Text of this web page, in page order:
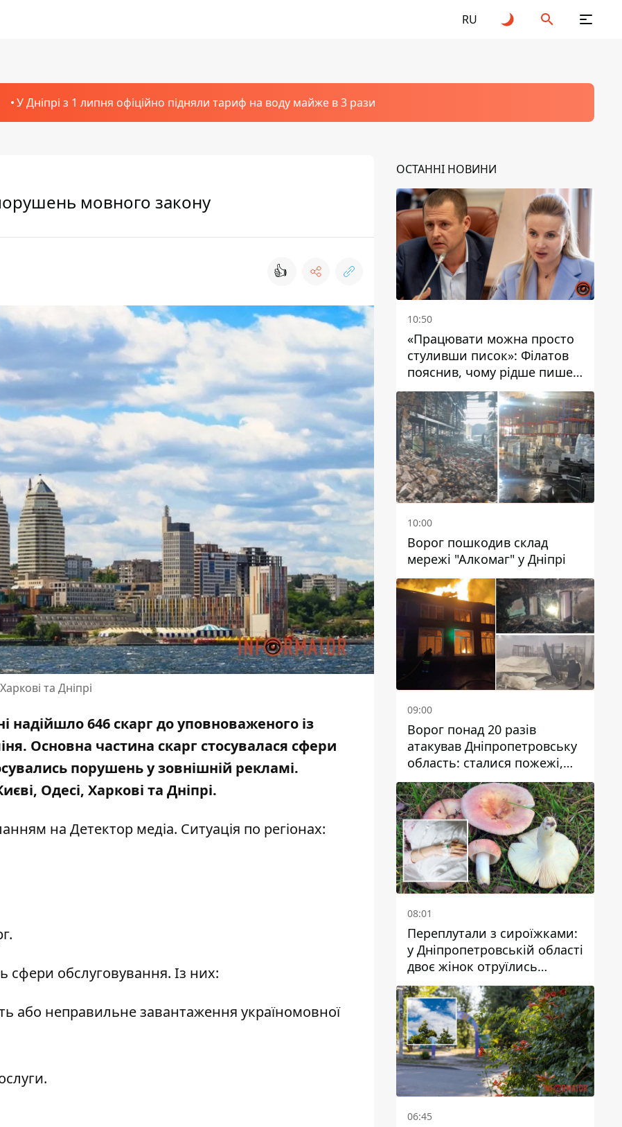
RU
У Дніпрі з 1 липня офіційно підняли тариф на воду майже в 3 рази
мовного закону
👍
та Дніпрі
надійшло 646 скарг до уповноваженого із
Основна частина скарг стосувалася сфери
порушень у зовнішній рекламі.
Одесі, Харкові та Дніпрі.
на Детектор медіа. Ситуація по регіонах:
сфери обслуговування. Із них:
або неправильне завантаження україномовної
ОСТАННІ НОВИНИ
10:50
«Працювати можна просто
стуливши писок»: Філатов
пояснив, чому рідше пише у
соцмережах та
розкритикував медійність
чиновників
10:00
Ворог пошкодив склад
мережі "Алкомаг" у Дніпрі
09:00
Ворог понад 20 разів
атакував Дніпропетровську
область: сталися пожежі,
постраждали будинки,
інфраструктура та авто
08:01
Переплутали з сироїжками:
у Дніпропетровській області
двоє жінок отруїлись
грибами
06:45